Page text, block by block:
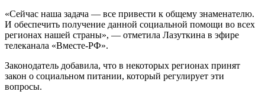
«Сейчас наша задача — все привести к общему знаменателю.
И обеспечить получение данной социальной помощи во всех
регионах нашей страны», — отметила Лазуткина в эфире
телеканала «Вместе-РФ».
Законодатель добавила, что в некоторых регионах принят
закон о социальном питании, который регулирует эти
вопросы.